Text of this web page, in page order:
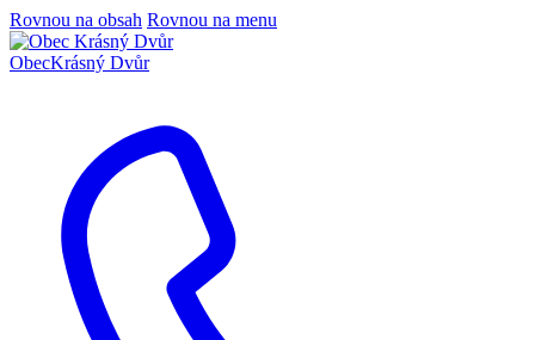
Rovnou na obsah Rovnou na menu
ObecKrásný Dvůr